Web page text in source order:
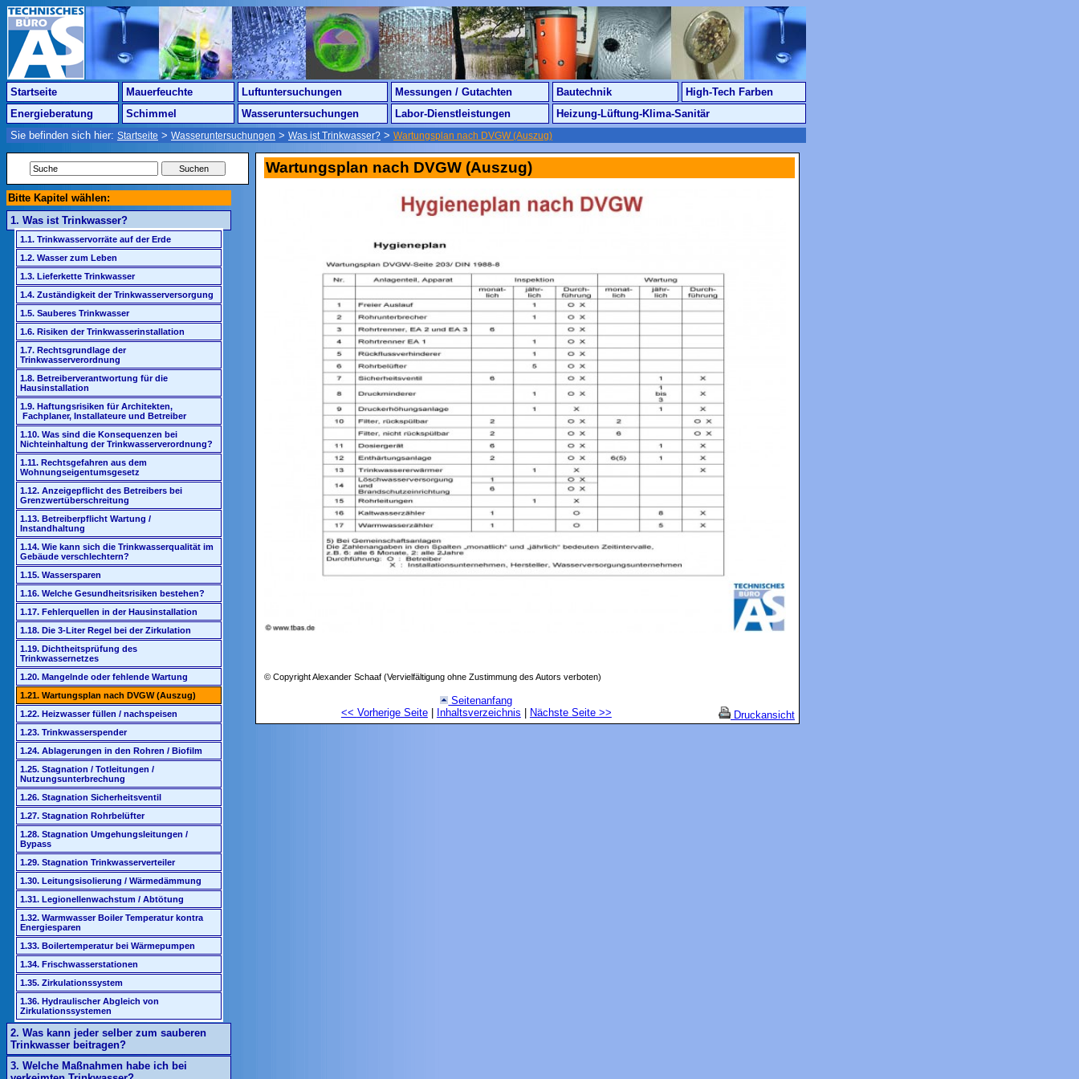
Startseite Mauerfeuchte Luftuntersuchungen Messungen / Gutachten Bautechnik
High-Tech Farben
Energieberatung
Schimmel Wasseruntersuchungen Labor-Dienstleistungen
Heizung-Lüftung-Klima-Sanitär
Sie befinden sich hier: Startseite > Wasseruntersuchungen > Was ist Trinkwasser? > Wartungsplan nach DVGW (Auszug)
Bitte Kapitel wählen:
1. Was ist Trinkwasser?
1.1. Trinkwasservorräte auf der Erde
1.2. Wasser zum Leben
1.3. Lieferkette Trinkwasser
1.4. Zuständigkeit der Trinkwasserversorgung
1.5. Sauberes Trinkwasser
1.6. Risiken der Trinkwasserinstallation
1.7. Rechtsgrundlage der
Trinkwasserverordnung
1.8. Betreiberverantwortung für die
Hausinstallation
1.9. Haftungsrisiken für Architekten,
Fachplaner, Installateure und Betreiber
1.10. Was sind die Konsequenzen bei
Nichteinhaltung der Trinkwasserverordnung?
1.11. Rechtsgefahren aus dem
Wohnungseigentumsgesetz
1.12. Anzeigepflicht des Betreibers bei
Grenzwertüberschreitung
1.13. Betreiberpflicht Wartung /
Instandhaltung
1.14. Wie kann sich die Trinkwasserqualität im
Gebäude verschlechtern?
1.15. Wassersparen
1.16. Welche Gesundheitsrisiken bestehen?
1.17. Fehlerquellen in der Hausinstallation
1.18. Die 3-Liter Regel bei der Zirkulation
1.19. Dichtheitsprüfung des
Trinkwassernetzes
1.20. Mangelnde oder fehlende Wartung
1.21. Wartungsplan nach DVGW (Auszug)
1.22. Heizwasser füllen / nachspeisen
1.23. Trinkwasserspender
1.24. Ablagerungen in den Rohren / Biofilm
1.25. Stagnation / Totleitungen /
Nutzungsunterbrechung
1.26. Stagnation Sicherheitsventil
1.27. Stagnation Rohrbelüfter
1.28. Stagnation Umgehungsleitungen /
Bypass
1.29. Stagnation Trinkwasserverteiler
1.30. Leitungsisolierung / Wärmedämmung
1.31. Legionellenwachstum / Abtötung
1.32. Warmwasser Boiler Temperatur kontra
Energiesparen
1.33. Boilertemperatur bei Wärmepumpen
1.34. Frischwasserstationen
1.35. Zirkulationssystem
1.36. Hydraulischer Abgleich von
Zirkulationssystemen
2. Was kann jeder selber zum sauberen
Trinkwasser beitragen?
3. Welche Maßnahmen habe ich bei
Wartungsplan nach DVGW (Auszug)
© Copyright Alexander Schaaf (Vervielfältigung ohne Zustimmung des Autors verboten)
Seitenanfang
<< Vorherige Seite| Inhaltsverzeichnis | Nächste Seite>> Druckansicht